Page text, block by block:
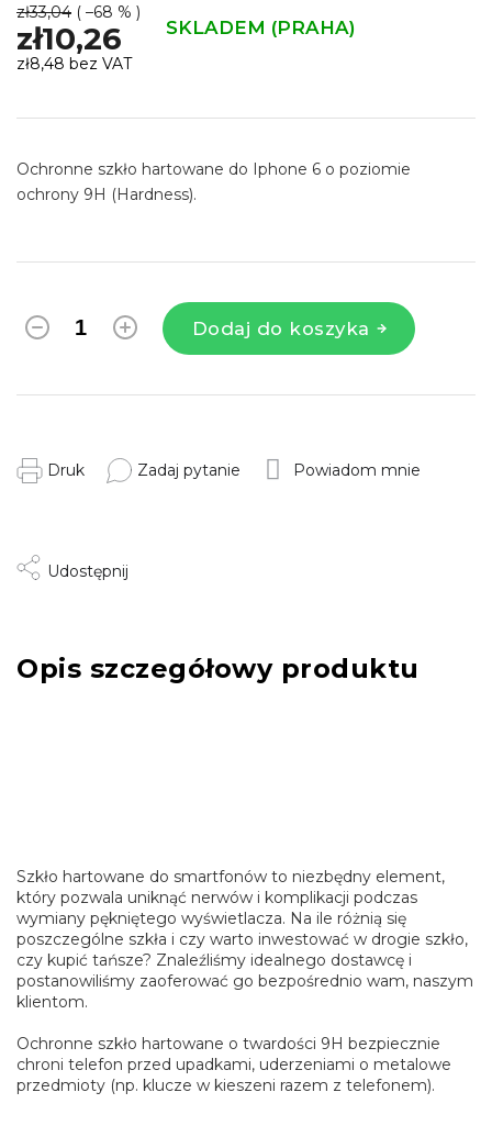
zł33,04 ( –68 % )
zł10,26 SKLADEM (PRAHA)
zł8,48 bez VAT
jednostkowa:
Dodaj do koszyka
Ochronne szkło hartowane do Iphone 6 o poziomie
ochrony 9H (Hardness).
Druk Zadaj pytanie Powiadom mnie
Udostępnij
Opis szczegółowy produktu
Szkło hartowane do smartfonów to niezbędny element,
który pozwala uniknąć nerwów i komplikacji podczas
wymiany pękniętego wyświetlacza. Na ile różnią się
poszczególne szkła i czy warto inwestować w drogie szkło,
czy kupić tańsze? Znaleźliśmy idealnego dostawcę i
postanowiliśmy zaoferować go bezpośrednio wam, naszym
klientom.
Ochronne szkło hartowane o twardości 9H bezpiecznie
chroni telefon przed upadkami, uderzeniami o metalowe
przedmioty (np. klucze w kieszeni razem z telefonem).